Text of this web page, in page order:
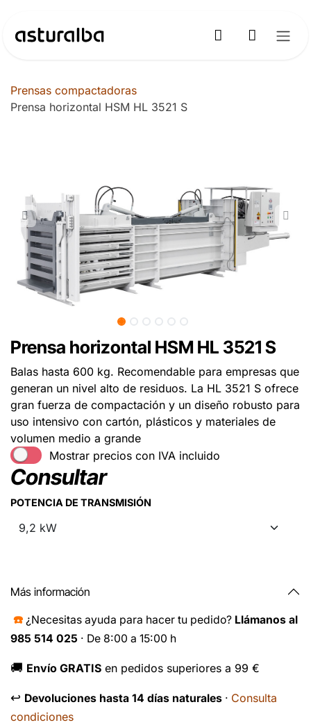
Prensas compactadoras
Prensa horizontal HSM HL 3521 S
Prensa horizontal HSM HL 3521 S
Balas hasta 600 kg. Recomendable para empresas que
generan un nivel alto de residuos. La HL 3521 S ofrece
gran fuerza de compactación y un diseño robusto para
uso intensivo con cartón, plásticos y materiales de
volumen medio a grande
Mostrar precios con IVA incluido
Consultar
POTENCIA DE TRANSMISIÓN
Más información
☎️ ¿Necesitas ayuda para hacer tu pedido? Llámanos al
985 514 025 · De 8:00 a 15:00 h
🚚 Envío GRATIS en pedidos superiores a 99 €
↩️ Devoluciones hasta 14 días naturales · Consulta
condiciones